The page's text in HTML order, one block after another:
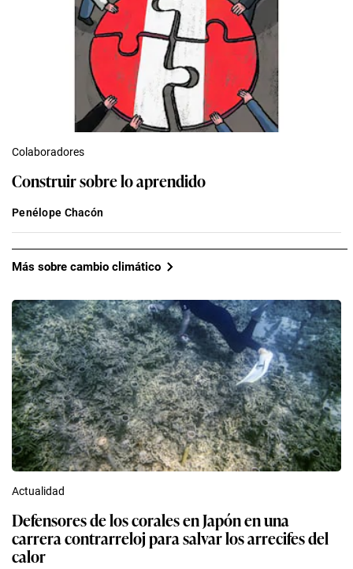
Colaboradores
Construir sobre lo aprendido
Penélope Chacón
Más sobre cambio climático
Actualidad
Defensores de los corales en Japón en una
carrera contrarreloj para salvar los arrecifes del
calor